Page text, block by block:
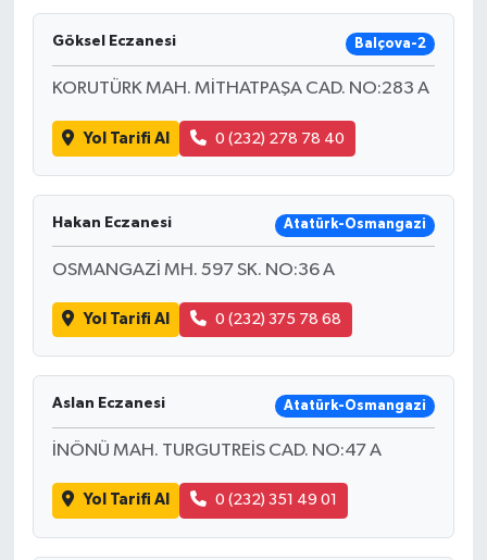
Göksel Eczanesi Balçova-2
KORUTÜRK MAH. MİTHATPAŞA CAD. NO:283 A
Yol Tarifi Al 0 (232) 278 78 40
Hakan Eczanesi Atatürk-Osmangazi
OSMANGAZİ MH. 597 SK. NO:36 A
Yol Tarifi Al 0 (232) 375 78 68
Aslan Eczanesi Atatürk-Osmangazi
İNÖNÜ MAH. TURGUTREİS CAD. NO:47 A
Yol Tarifi Al 0 (232) 351 49 01